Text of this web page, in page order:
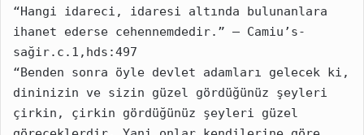
“Hangi idareci, idaresi altında bulunanlara
ihanet ederse cehennemdedir.” – Camiu’s-
sağir.c.1,hds:497
“Benden sonra öyle devlet adamları gelecek ki,
dininizin ve sizin güzel gördüğünüz şeyleri
çirkin, çirkin gördüğünüz şeyleri güzel